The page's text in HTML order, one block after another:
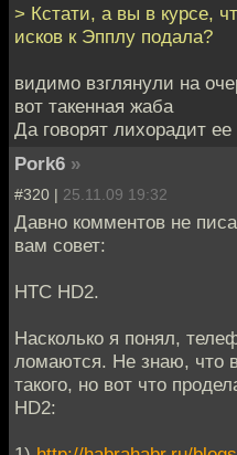
> Кстати, а вы в курсе,
исков к Эпплу подала?
видимо взглянули на
вот такенная жаба
Да говорят лихорадит
Pork6 »
#320 | 25.11.09 19:32
Давно комментов не
вам совет:
HTC HD2.
Насколько я понял,
ломаются. Не знаю, что
такого, но вот что
HD2: